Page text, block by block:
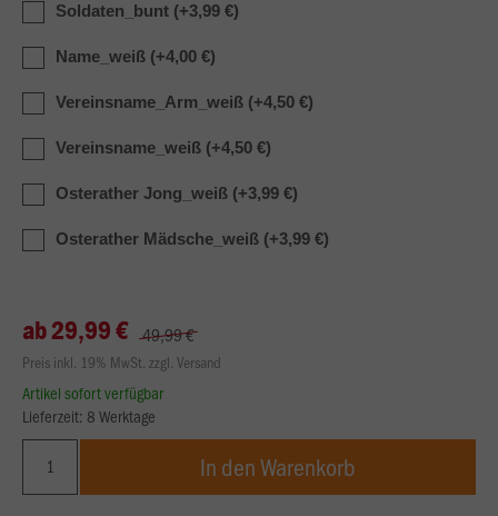
Soldaten_bunt (+3,99 €)
Name_weiß (+4,00 €)
Vereinsname_Arm_weiß (+4,50 €)
Vereinsname_weiß (+4,50 €)
Osterather Jong_weiß (+3,99 €)
Osterather Mädsche_weiß (+3,99 €)
ab 29,99 € 49,99 €
Preis inkl. 19% MwSt. zzgl. Versand
Artikel sofort verfügbar
Lieferzeit: 8 Werktage
In den Warenkorb